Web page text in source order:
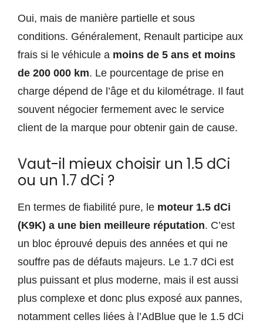
Oui, mais de manière partielle et sous
conditions. Généralement, Renault participe aux
frais si le véhicule a moins de 5 ans et moins
de 200 000 km. Le pourcentage de prise en
charge dépend de l’âge et du kilométrage. Il faut
souvent négocier fermement avec le service
client de la marque pour obtenir gain de cause.
Vaut-il mieux choisir un 1.5 dCi
ou un 1.7 dCi ?
En termes de fiabilité pure, le moteur 1.5 dCi
(K9K) a une bien meilleure réputation. C’est
un bloc éprouvé depuis des années et qui ne
souffre pas de défauts majeurs. Le 1.7 dCi est
plus puissant et plus moderne, mais il est aussi
plus complexe et donc plus exposé aux pannes,
notamment celles liées à l’AdBlue que le 1.5 dCi